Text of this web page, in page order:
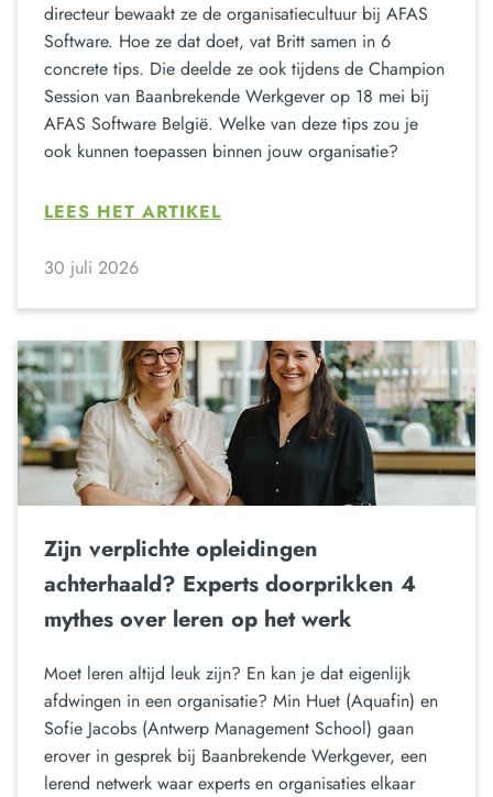
directeur bewaakt ze de organisatiecultuur bij AFAS
Software. Hoe ze dat doet, vat Britt samen in 6
concrete tips. Die deelde ze ook tijdens de Champion
Session van Baanbrekende Werkgever op 18 mei bij
AFAS Software België. Welke van deze tips zou je
ook kunnen toepassen binnen jouw organisatie?
LEES HET ARTIKEL
30 juli 2026
Zijn verplichte opleidingen
achterhaald? Experts doorprikken 4
mythes over leren op het werk
Moet leren altijd leuk zijn? En kan je dat eigenlijk
afdwingen in een organisatie? Min Huet (Aquafin) en
Sofie Jacobs (Antwerp Management School) gaan
erover in gesprek bij Baanbrekende Werkgever, een
lerend netwerk waar experts en organisaties elkaar